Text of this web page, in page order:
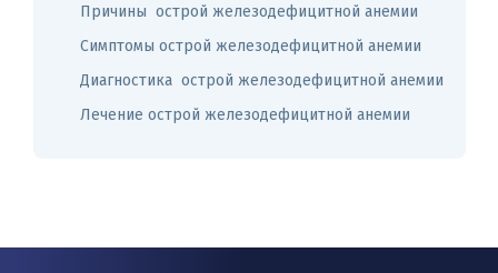
Причины острой железодефицитной анемии
Симптомы острой железодефицитной анемии
Диагностика острой железодефицитной анемии
Лечение острой железодефицитной анемии